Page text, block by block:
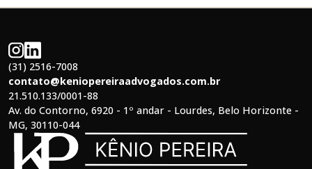
(31) 2516-7008
contato@keniopereiraadvogados.com.br
21.510.133/0001-88
Av. do Contorno, 6920 - 1º andar - Lourdes, Belo Horizonte -
MG, 30110-044